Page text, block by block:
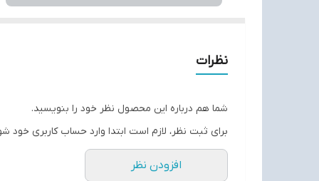
نظرات
شما هم درباره این محصول نظر خود را بنویسید.
برای ثبت نظر، لازم است ابتدا وارد حساب کاربری خود
افزودن نظر